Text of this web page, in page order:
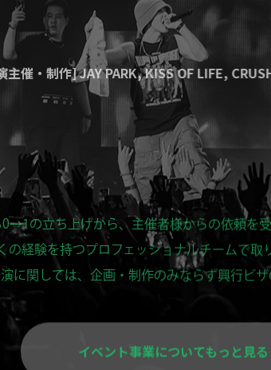
演主催・制作]JAY PARK,KISS OF LIFE ,
Go-AheadZ@ 幕張メッセ,XD World Music
ウェイミュージカル "IN THE HEIGHTS" 公
0→1の立ち上げから、主催者様からの依頼を
の経験を持つプロフェッショナルチームで取
演に関しては、企画・制作のみならず興行ビ
イベント事業についてもっと見る